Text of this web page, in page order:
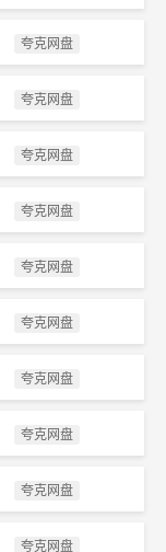
夸克网盘
夸克网盘
夸克网盘
夸克网盘
夸克网盘
夸克网盘
夸克网盘
夸克网盘
夸克网盘
夸克网盘